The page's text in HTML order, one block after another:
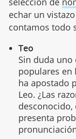
echar un
contamos todo
Teo
Sin duda uno
populares en
ha apostado
Leo. ¿Las
presenta